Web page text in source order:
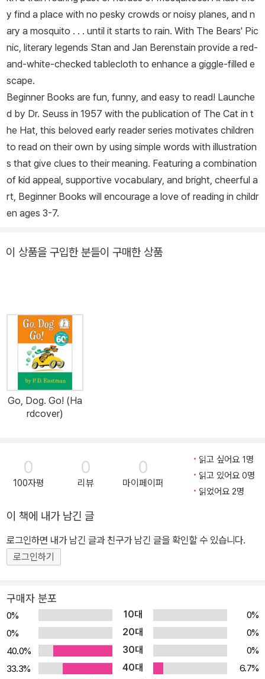
y find a place with no pesky crowds or noisy planes, and n
ary a mosquito . . . until it starts to rain. With The Bears' Pic
nic, literary legends Stan and Jan Berenstain provide a red-
and-white-checked tablecloth to enhance a giggle-filled e
scape.
Beginner Books are fun, funny, and easy to read! Launche
d by Dr. Seuss in 1957 with the publication of The Cat in t
he Hat, this beloved early reader series motivates children
to read on their own by using simple words with illustration
s that give clues to their meaning. Featuring a combination
of kid appeal, supportive vocabulary, and bright, cheerful a
rt, Beginner Books will encourage a love of reading in childr
en ages 3-7.
이 상품을 구입한 분들이 구매한 상품
Go, Dog. Go! (Ha
rdcover)
0
100자평
0
리뷰
0
마이페이퍼
읽고 싶어요 1명
읽고 있어요 0명
읽었어요 2명
이 책에 내가 남긴 글
로그인하면 내가 남긴 글과 친구가 남긴 글을 확인할 수 있습니다.
로그인하기
구매자 분포
0% 10대
0%
0%
20대
0%
40.0%
30대
0%
33.3%
40대
6.7%